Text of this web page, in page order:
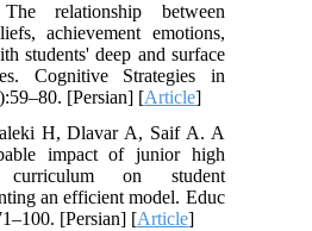
relationship between
achievement emotions,
students' deep and surface
Cognitive Strategies in
[Persian] [Article
H, Dlavar A, Saif A. A
impact of junior high
curriculum on student
an efficient model. Educ
[Persian] [Article